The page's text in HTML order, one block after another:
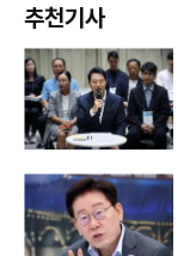
추천기사